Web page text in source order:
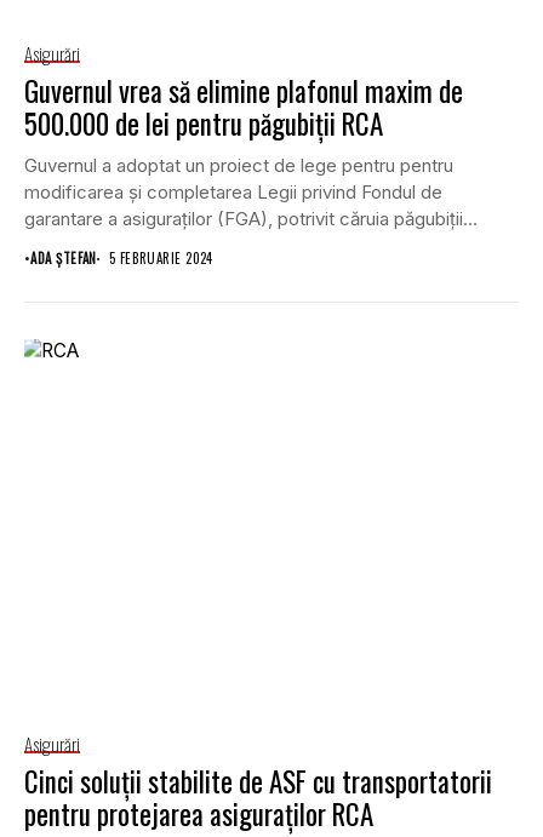
Asigurări
Guvernul vrea să elimine plafonul maxim de
500.000 de lei pentru păgubiții RCA
Guvernul a adoptat un proiect de lege pentru pentru
modificarea şi completarea Legii privind Fondul de
garantare a asiguraților (FGA), potrivit căruia păgubiții...
•ADA ȘTEFAN 5 FEBRUARIE 2024
Asigurări
Cinci soluții stabilite de ASF cu transportatorii
pentru protejarea asiguraților RCA